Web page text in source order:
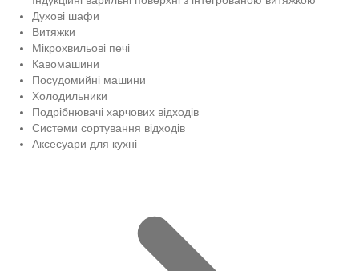
Духові шафи
Витяжки
Мікрохвильові печі
Кавомашини
Посудомийні машини
Холодильники
Подрібнювачі харчових відходів
Системи сортування відходів
Аксесуари для кухні